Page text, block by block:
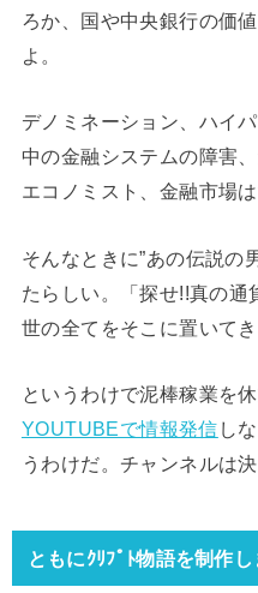
ろか、国や中央銀行の価
よ。
デノミネーション、ハイ
中の金融システムの障害
エコノミスト、金融市場
そんなときに”あの伝説の
たらしい。「探せ!!真の通
世の全てをそこに置いてき
というわけで泥棒稼業を
YOUTUBEで情報発信 し
うわけだ。チャンネルは決
ともにｸﾘﾌﾟﾄ物語を制作